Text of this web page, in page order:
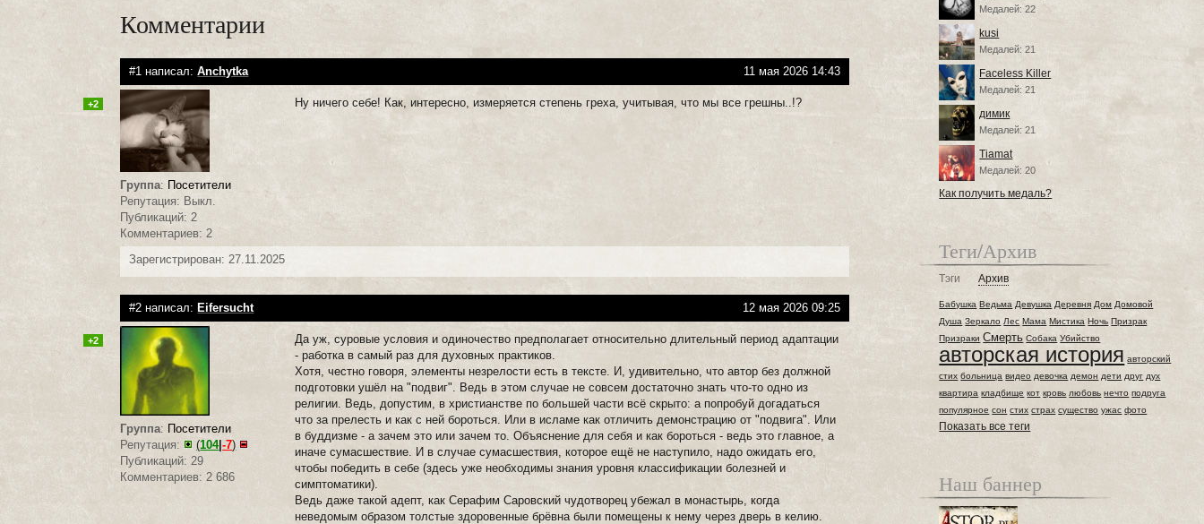
Комментарии
#1 написал:Anchytka 11 мая 2026 14:43
+2
Группа: Посетители
Репутация: Выкл.
Публикаций: 2
Комментариев: 2
Ну ничего себе! Как, интересно, измеряется степень греха, учитывая, что мы все грешны..!?
Зарегистрирован: 27.11.2025
#2 написал: Eifersucht 12 мая 2026 09:25
+2
Группа: Посетители
Репутация:
(104|-7)
Публикаций: 29
Комментариев: 2 686
Да уж, суровые условия и одиночество предполагает относительно длительный период адаптации
- работка в самый раз для духовных практиков.
Хотя, честно говоря, элементы незрелости есть в тексте. И, удивительно, что автор без должной
подготовки ушёл на "подвиг". Ведь в этом случае не совсем достаточно знать что-то одно из
религии. Ведь, допустим, в христианстве по большей части всё скрыто: а попробуй догадаться
что за прелесть и как с ней бороться. Или в исламе как отличить демонстрацию от "подвига". Или
в буддизме - а зачем это или зачем то. Объяснение для себя и как бороться - ведь это главное, а
иначе сумасшествие. И в случае сумасшествия, которое ещё не наступило, надо ожидать его,
чтобы победить в себе (здесь уже необходимы знания уровня классификации болезней и
симптоматики).
Ведь даже такой адепт, как Серафим Саровский чудотворец убежал в монастырь, когда
неведомым образом толстые здоровенные брёвна были помещены к нему через дверь в келию.
Медалей: 22
kusi
Медалей: 21
Faceless Killer
Медалей: 21
димик
Медалей: 21
Tiamat
Медалей: 20
Как получить медаль?
Теги/Архив
Тэги Архив
Бабушка Ведьма Девушка Деревня Дом Домовой
Душа Зеркало Лес Мама Мистика Ночь Призрак
Призраки Смерть Собака Убийство
авторская история авторский
стих больница видео девочка демон дети друг дух
квартира кладбище кот кровь любовь нечто подруга
популярное сон стих страх существо ужас фото
Показать все теги
Наш баннер